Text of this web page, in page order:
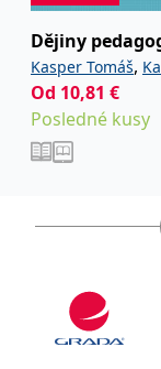
Dějiny
Kasper Tomáš,
Dana
Od 10,81 €
Posledné kusy
uid